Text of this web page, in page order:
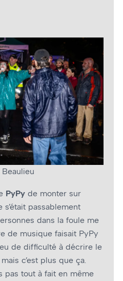
PyPy de monter sur
passablement
dans la foule me
de musique faisait PyPy
de difficulté à décrire le
c’est plus que ça.
pas tout à fait en même